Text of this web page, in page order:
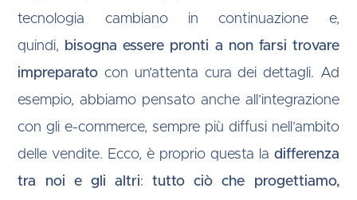
tecnologia cambiano in continuazione e,
quindi, bisogna essere pronti a non farsi trovare
impreparatocon un’attenta cura dei dettagli. Ad
esempio, abbiamo pensato anche all’integrazione
con gli e-commerce, sempre più diffusi nell’ambito
delle vendite. Ecco, è proprio questa la differenza
tra noi e gli altri: tutto ciò che progettiamo,